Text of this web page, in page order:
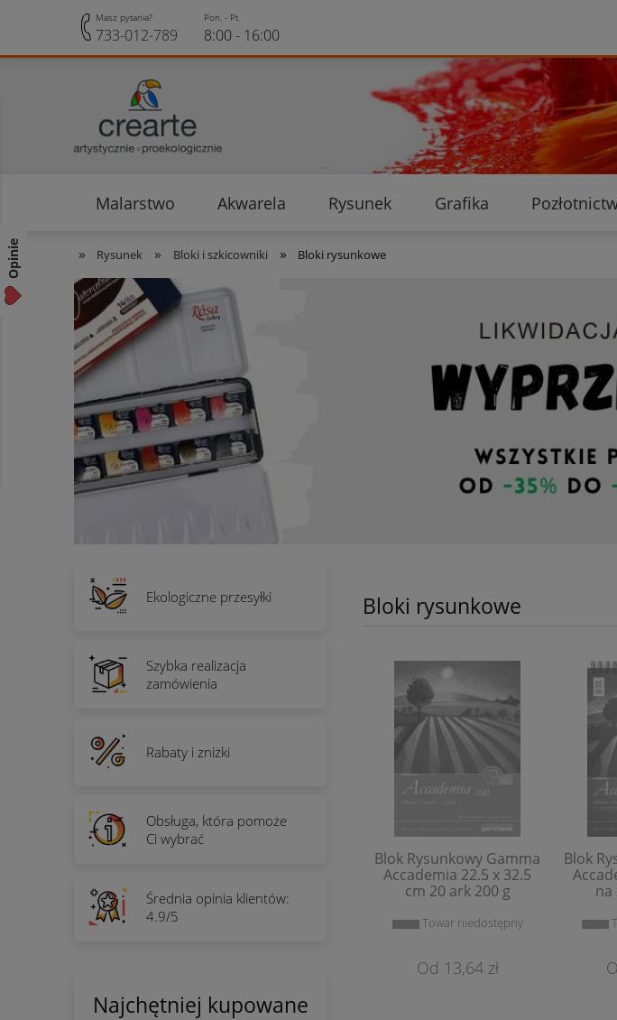
Malarstwo Akwarela Rysunek Grafika
» Rysunek » Bloki i szkicowniki » Bloki rysunkowe
Ekologiczne przesyłki
Szybka realizacja
zamówienia
Rabaty i zniżki
Obsługa, która pomoże
Ci wybrać
Średnia opinia klientów:
4.9/5
Najchętniej kupowane
Bloki rysunkowe
Blok Rysunkowy Gamma
Accademia 22.5 x 32.5
cm 20 ark 200 g
Towar niedostępny
13,64 zł
Blok
na
Masz pytania?
733-012-789
Pon. - Pt.
8:00 - 16:00
Opinie